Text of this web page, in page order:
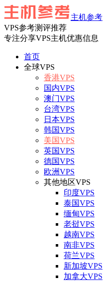
主机参考
VPS参考测评推荐
专注分享VPS主机优惠信息
首页
全球VPS
香港VPS
国内VPS
澳门VPS
台湾VPS
日本VPS
韩国VPS
美国VPS
英国VPS
德国VPS
欧洲VPS
其他地区VPS
印度VPS
泰国VPS
缅甸VPS
老挝VPS
越南VPS
南非VPS
荷兰VPS
新加坡VPS
加拿大VPS